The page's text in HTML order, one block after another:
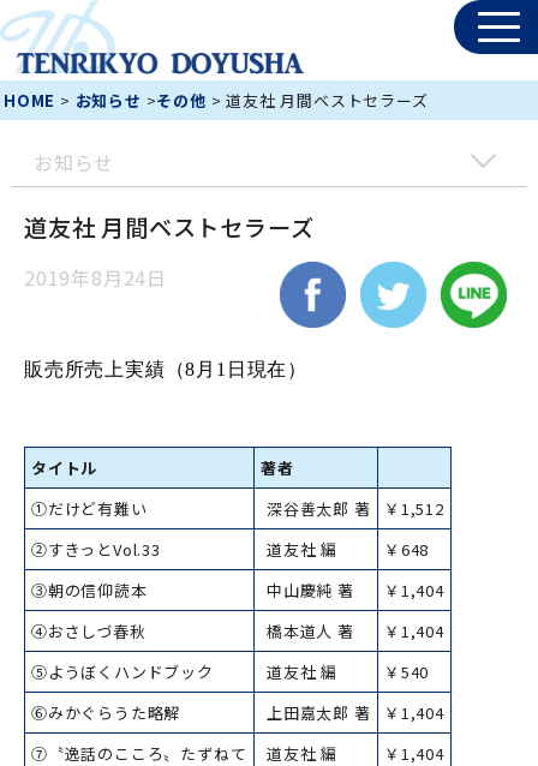
HOME > お知らせ >その他 > 道友社 月間ベストセラーズ
お知らせ
道友社 月間ベストセラーズ
2019年8月24日
販売所売上実績（8 月1日現在）
タイトル
著者
①だけど有難い
深谷善太郎 著
￥1,512
②すきっとVol.33
道友社 編
￥648
③朝の信仰読本
中山慶純 著
￥1,404
④おさしづ春秋
橋本道人 著
￥1,404
⑤ようぼくハンドブック
道友社 編
￥540
⑥みかぐらうた略解
上田嘉太郎 著
￥1,404
⑦〝逸話のこころ〟たずねて
道友社 編
￥1,404